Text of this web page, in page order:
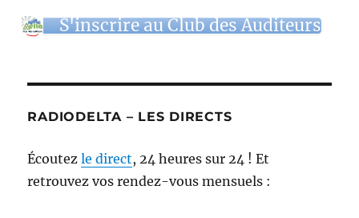
S'inscrire au Club des Auditeurs
RADIODELTA – LES DIRECTS
Écoutezle direct, 24 heures sur 24 ! Et
retrouvez vos rendez-vous mensuels :